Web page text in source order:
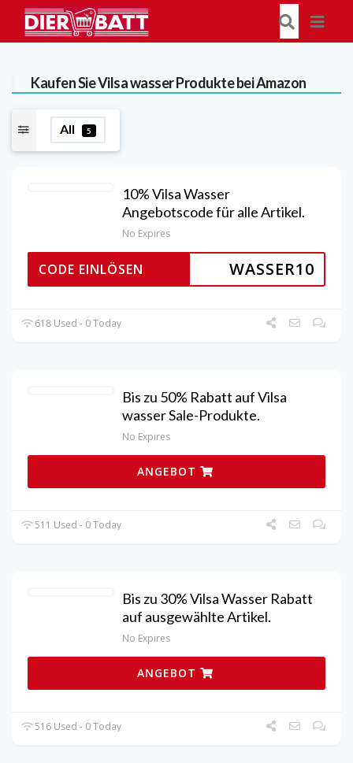
Kaufen Sie Vilsa wasser Produkte bei Amazon
All 5
10% Vilsa Wasser
Angebotscode für alle Artikel.
No Expires
WASSER10
CODE EINLÖSEN
618 Used - 0 Today
Bis zu 50% Rabatt auf Vilsa
wasser Sale-Produkte.
No Expires
ANGEBOT
511 Used - 0 Today
Bis zu 30% Vilsa Wasser Rabatt
auf ausgewählte Artikel.
No Expires
ANGEBOT
516 Used - 0 Today